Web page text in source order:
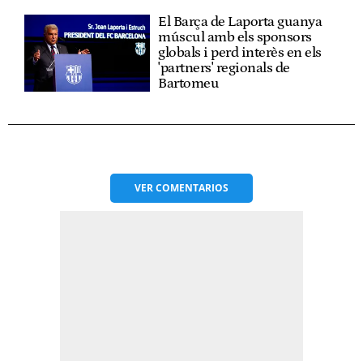
El Barça de Laporta guanya
múscul amb els sponsors
globals i perd interès en els
'partners' regionals de
Bartomeu
VERCOMENTARIOS